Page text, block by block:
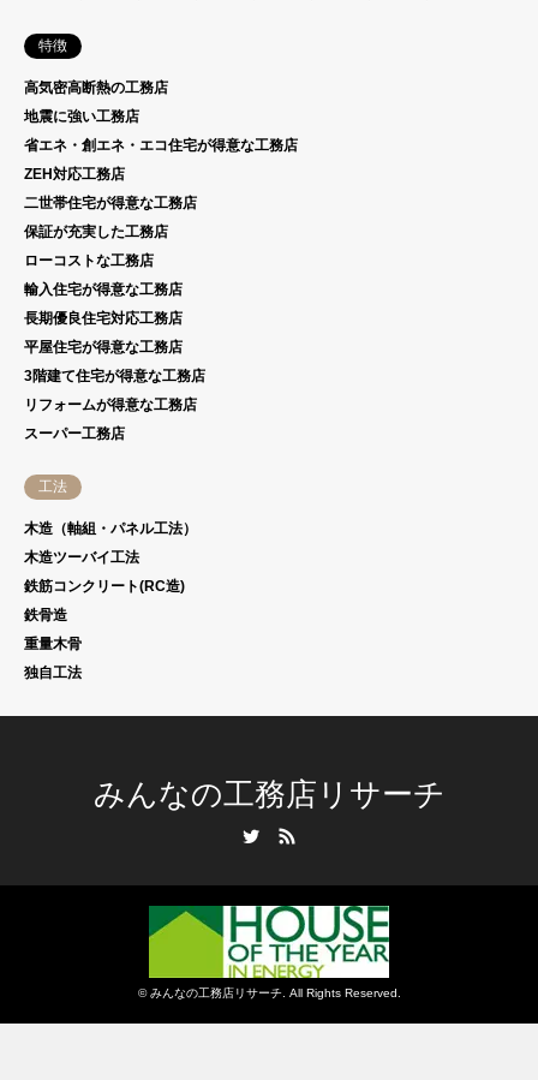
特徴
高気密高断熱の工務店
地震に強い工務店
省エネ・創エネ・エコ住宅が得意な工務店
ZEH対応工務店
二世帯住宅が得意な工務店
保証が充実した工務店
ローコストな工務店
輸入住宅が得意な工務店
長期優良住宅対応工務店
平屋住宅が得意な工務店
3階建て住宅が得意な工務店
リフォームが得意な工務店
スーパー工務店
工法
木造（軸組・パネル工法）
木造ツーバイ工法
鉄筋コンクリート(RC造)
鉄骨造
重量木骨
独自工法
みんなの工務店リサーチ
©みんなの工務店リサーチ. All Rights Reserved.